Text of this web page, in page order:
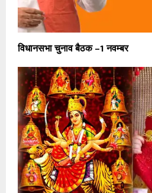
विधानसभा चुनाव बैठक –1 नवम्बर